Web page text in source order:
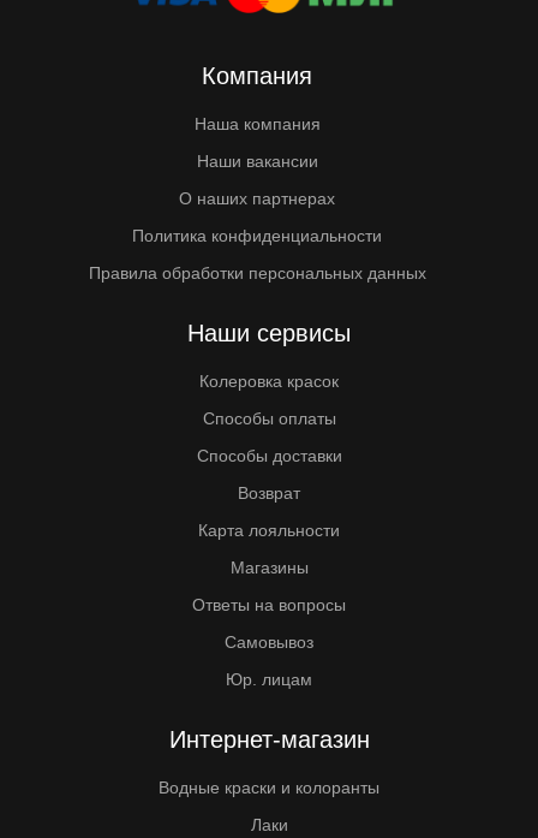
Компания
Наша компания
Наши вакансии
О наших партнерах
Политика конфиденциальности
Правила обработки персональных данных
Наши сервисы
Колеровка красок
Способы оплаты
Способы доставки
Возврат
Карта лояльности
Магазины
Ответы на вопросы
Самовывоз
Юр. лицам
Интернет-магазин
Водные краски и колоранты
Лаки